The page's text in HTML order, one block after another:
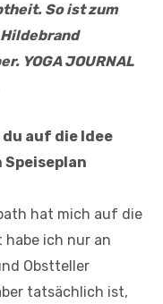
So ist zum
YOGA JOURNAL
du auf die Idee
Speiseplan
hat mich auf die
habe ich nur an
Obstteller
tatsächlich ist,